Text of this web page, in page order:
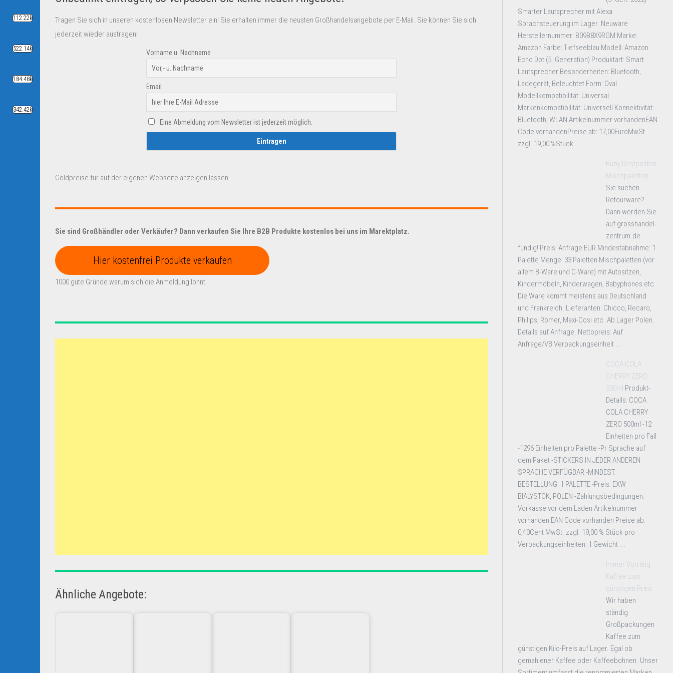
Tragen Sie sich in unseren kostenlosen Newsletter ein! Sie erhalten immer die neusten Großhandelsangebote per E-Mail. Sie können Sie sich
jederzeit wieder austragen!
Vorname u. Nachname
Email
Eine Abmeldung vom Newsletter ist jederzeit möglich.
Goldpreise für auf der eigenen Webseite anzeigen lassen.
Sie sind Großhändler oder Verkäufer? Dann verkaufen Sie Ihre B2B Produkte kostenlos bei uns im Marektplatz.
Hier kostenfrei Produkte verkaufen
1000 gute Gründe warum sich die Anmeldung lohnt.
Ähnliche Angebote:
Smarter Lautsprecher mit Alexa
Sprachsteuerung im Lager. Neuware
Herstellernummer: B09B8X9RGM Marke:
Amazon Farbe: Tiefseeblau Modell: Amazon
Echo Dot (5. Generation) Produktart: Smart
Lautsprecher Besonderheiten: Bluetooth,
Ladegerät, Beleuchtet Form: Oval
Modellkompatibilität: Universal
Markenkompatibilität: Universell Konnektivität:
Bluetooth, WLAN Artikelnummer vorhandenEAN
Code vorhandenPreise ab: 17,00EuroMwSt.
zzgl. 19,00 %Stück ...
Baby Restposten
Mischpaletten
Sie suchen
Retourware?
Dann werden Sie
auf grosshandel-
zentrum.de
fündig! Preis: Anfrage EUR Mindestabnahme: 1
Palette Menge: 33 Paletten Mischpaletten (vor
allem B-Ware und C-Ware) mit Autositzen,
Kindermöbeln, Kinderwagen, Babyphones etc.
Die Ware kommt meistens aus Deutschland
und Frankreich. Lieferanten: Chicco, Recaro,
Philips, Römer, Maxi-Cosi etc. Ab Lager Polen.
Details auf Anfrage. Nettopreis: Auf
Anfrage/VB Verpackungseinheit ...
COCA COLA
CHERRY ZERO
500ml Produkt-
Details: COCA
COLA CHERRY
ZERO 500ml -12
Einheiten pro Fall
-1296 Einheiten pro Palette -Pr Sprache auf
dem Paket -STICKERS IN JEDER ANDEREN
SPRACHE VERFÜGBAR -MINDEST.
BESTELLUNG: 1 PALETTE -Preis: EXW
BIALYSTOK, POLEN -Zahlungsbedingungen:
Vorkasse vor dem Laden Artikelnummer
vorhanden EAN Code vorhanden Preise ab:
0,40Cent MwSt. zzgl. 19,00 % Stück pro
Verpackungseinheiten: 1 Gewicht ...
Immer Vorrätig
Kaffee zum
günstigen Preis
Wir haben
ständig
Großpackungen
Kaffee zum
günstigen Kilo-Preis auf Lager. Egal ob
gemahlener Kaffee oder Kaffeebohnen. Unser
112.22k
522.14k
184.48k
342.42k